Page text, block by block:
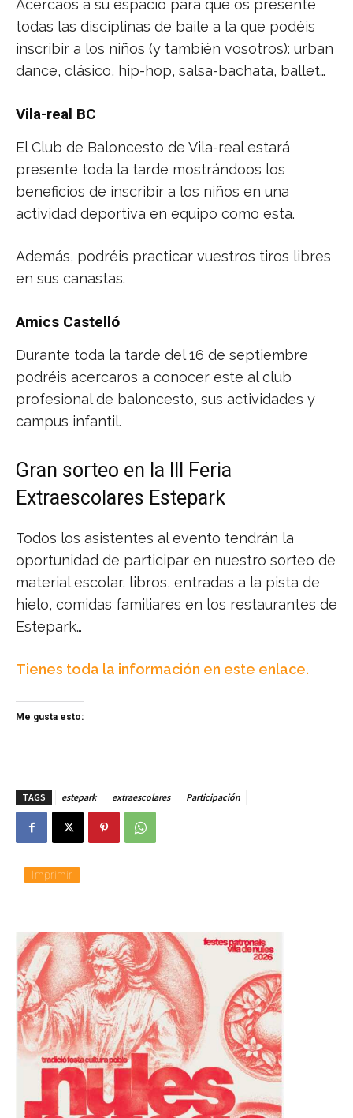
Acercaos a su espacio para que os presente
todas las disciplinas de baile a la que podéis
inscribir a los niños (y también vosotros): urban
dance, clásico, hip-hop, salsa-bachata, ballet…
Vila-real BC
El Club de Baloncesto de Vila-real estará
presente toda la tarde mostrándoos los
beneficios de inscribir a los niños en una
actividad deportiva en equipo como esta.
Además, podréis practicar vuestros tiros libres
en sus canastas.
Amics Castelló
Durante toda la tarde del 16 de septiembre
podréis acercaros a conocer este al club
profesional de baloncesto, sus actividades y
campus infantil.
Gran sorteo en la III Feria
Extraescolares Estepark
Todos los asistentes al evento tendrán la
oportunidad de participar en nuestro sorteo de
material escolar, libros, entradas a la pista de
hielo, comidas familiares en los restaurantes de
Estepark…
Tienes toda la información en este enlace.
Me gusta esto:
TAGS estepark extraescolares Participación
Imprimir